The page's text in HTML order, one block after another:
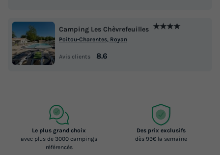
Camping Les Chèvrefeuilles ★★★★
Poitou-Charentes, Royan
Avis clients 8.6
Le plus grand choix
avec plus de 3000 campings
référencés
Des prix exclusifs
dès 99€ la semaine